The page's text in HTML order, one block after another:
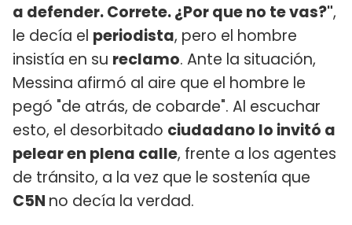
a defender. Correte. ¿Por que no te vas?",
le decía el periodista, pero el hombre
insistía en su reclamo. Ante la situación,
Messina afirmó al aire que el hombre le
pegó "de atrás, de cobarde". Al escuchar
esto, el desorbitado ciudadano lo invitó a
pelear en plena calle, frente a los agentes
de tránsito, a la vez que le sostenía que
C5N no decía la verdad.